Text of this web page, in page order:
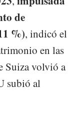
de
%), indicó el
en las
Suiza volvió a
subió al